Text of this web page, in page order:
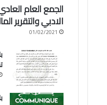
الادبي والتقرير
01/02/2021